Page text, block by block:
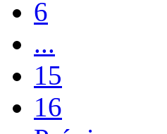
6
...
15
16